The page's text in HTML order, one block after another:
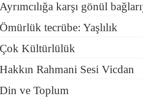
Ayrımcılığa karşı gönül
Ömürlük tecrübe: Yaşlılık
Çok Kültürlülük
Hakkın Rahmani Sesi Vicdan
Din ve Toplum